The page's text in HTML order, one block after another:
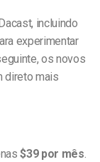
incluindo
experimentar
os novos
direto mais
$39 por mês.